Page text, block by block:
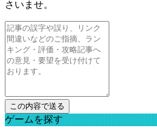
さいませ。
ゲームを探す